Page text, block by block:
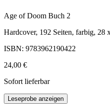
Age of Doom Buch 2
Hardcover, 192 Seiten, farbig, 28
ISBN: 9783962190422
24,00 €
Sofort lieferbar
Leseprobe anzeigen